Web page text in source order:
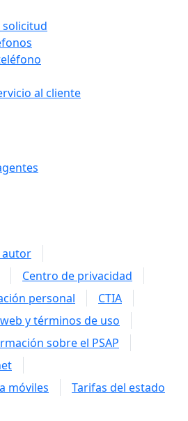
solicitud
al cliente
autor
Centro de privacidad
personal
CTIA
y términos de uso
sobre el PSAP
móviles
Tarifas del estado